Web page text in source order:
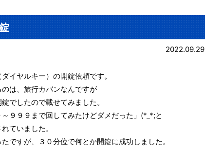
2022.09.29
イヤルキー）の開錠依頼です。
は、旅行カバンなんですが
でしたので載せてみました。
９９９まで回してみたけどダメだった」(*_*;と
ていました。
ですが、３０分位で何とか開錠に成功しました。